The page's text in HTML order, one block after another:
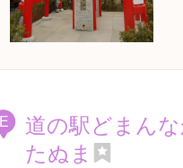
E
道の駅どまん
たぬま